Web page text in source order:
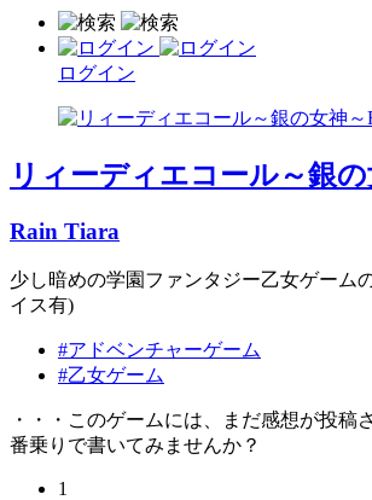
ログイン
リィーディエコール～銀
Rain Tiara
少し暗めの学園ファンタジー乙女ゲーム
イス有)
#アドベンチャーゲーム
#乙女ゲーム
・・・このゲームには、まだ感想が投稿
番乗りで書いてみませんか？
1